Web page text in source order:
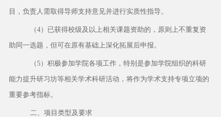
目，负责人需取得导师支持意见并进行实质性指导。
（4）已获得校级及以上相关课题资助的，原则上不重复资
助同一选题，但可在原有基础上深化拓展后申报。
（5）积极参加学院各项工作，特别是参加学院组织的科研
能力提升研习坊等相关学术科研活动，将作为学术支持专项立项的
重要参考指标。
二、项目类型及要求